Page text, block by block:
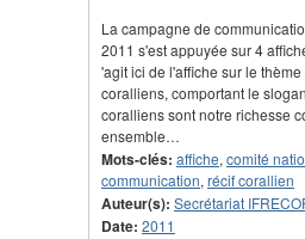
La campagne de
2011 s'est appuyée sur 4
'agit ici de l'affiche sur le
coralliens, comportant le
coralliens sont notre richesse
ensemble…
Mots-clés: affiche, comité
communication, récif corallien
Auteur(s): Secrétariat
Date: 2011